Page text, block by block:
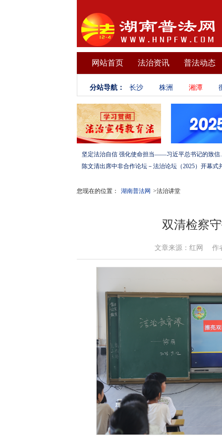
网站首页 法治资讯 普法动态
分站导航： 长沙 株洲 湘潭
坚定法治自信 强化使
您现在的位置： 湖南普法网 >法治讲堂
双清检察
文章来源：红网 作